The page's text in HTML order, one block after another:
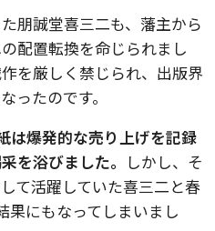
朋誠堂喜三二も、藩主から
配置転換を命じられまし
を厳しく禁じられ、出版界
ったのです。
は爆発的な売り上げを記録
を浴びました。
しかし、そ
て活躍していた喜三二と春
果にもなってしまいまし